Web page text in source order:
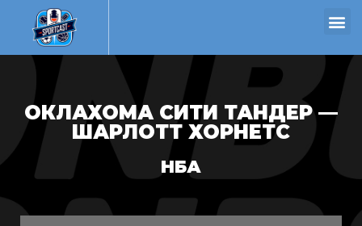
ОКЛАХОМА СИТИ ТАНДЕР —
ШАРЛОТТ ХОРНЕТС
НБА